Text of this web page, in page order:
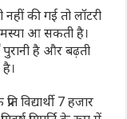
की गई तो लॉटरी
आ सकती है।
पुरानी है और बढ़ती
विद्यार्थी 7 हजार